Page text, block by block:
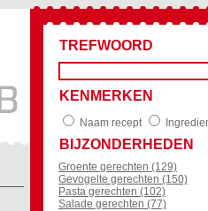
TREFWOORD
KENMERKEN
Naam recept
BIJZONDERHEDEN
Groente gerechten (129)
Gevogelte gerechten (150)
Pasta gerechten (102)
Salade gerechten (77)